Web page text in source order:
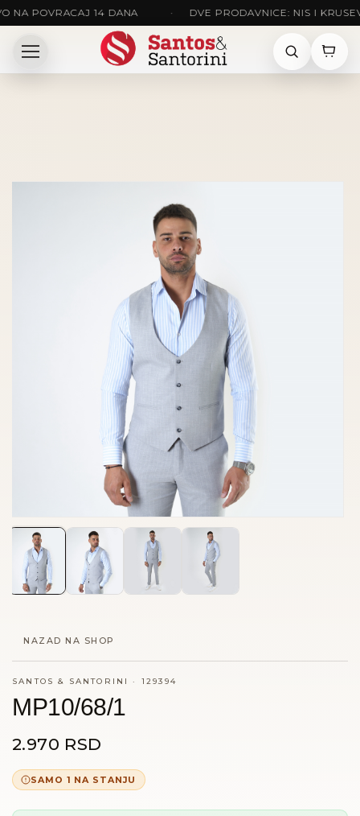
14 DANA • DVE PRODAVNICE: NIS I KRUSEVAC
NAZAD NA SHOP
SANTOS & SANTORINI · 129394
MP10/68/1
2.970 RSD
SAMO 1 NA STANJU